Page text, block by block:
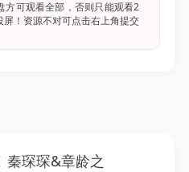
方可观看全部，否则只能观看2
！资源不对可点击右上角提交
秦琛琛&章龄之